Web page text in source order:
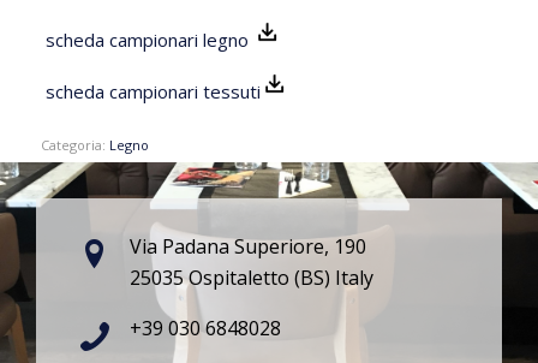
scheda campionari legno
scheda campionari tessuti
Categoria: Legno
Via Padana Superiore, 190
25035 Ospitaletto (BS) Italy
+39 030 6848028